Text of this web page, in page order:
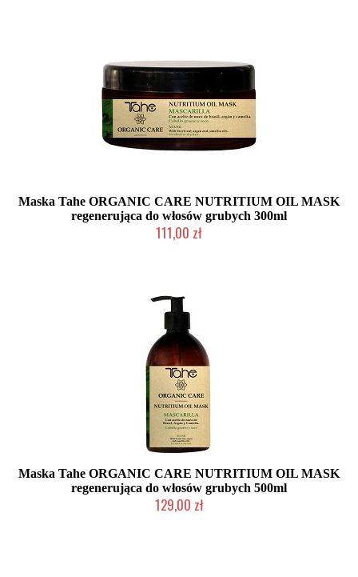
Maska Tahe ORGANIC CARE NUTRITIUM OIL MASK
regenerująca do włosów grubych 300ml
111,00 zł
Maska Tahe ORGANIC CARE NUTRITIUM OIL MASK
regenerująca do włosów grubych 500ml
129,00 zł